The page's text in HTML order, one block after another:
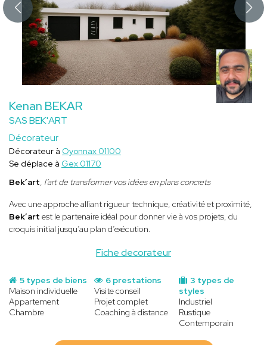
Kenan BEKAR
SAS BEK'ART
Décorateur
Fiche decorateur
Décorateur à Oyonnax 01100
Se déplace à Gex 01170
Bek’art l’art de transformer vos idées en plans concrets
Avec une approche alliant rigueur technique, créativité et proximité,
Bek’art est le partenaire idéal pour donner vie à vos projets, du
croquis initial jusqu’au plan d’exécution.
5 types de biens
Maison individuelle
Appartement
Chambre
3 types de
styles
Industriel
Rustique
Contemporain
6 prestations
Visite conseil
Projet complet
Coaching à distance